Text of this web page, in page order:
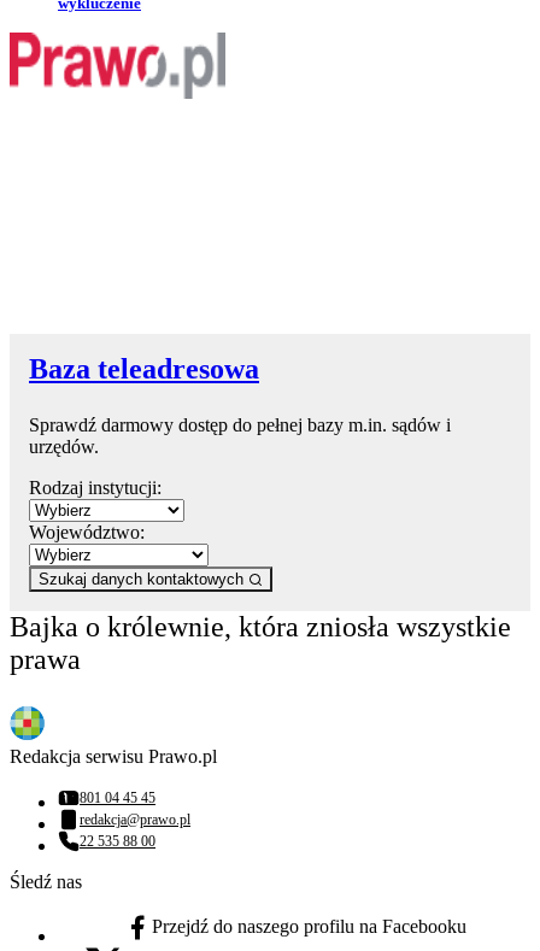
Baza teleadresowa
Sprawdź darmowy dostęp do pełnej bazy m.in. sądów i
urzędów.
Rodzaj instytucji:
Województwo:
Szukaj danych kontaktowych
Bajka o królewnie, która zniosła wszystkie
prawa
Redakcja serwisu Prawo.pl
Numer telefonu:
801 04 45 45
Adres email:
redakcja@prawo.pl
Numer telefonu:
22 535 88 00
Śledź nas
facebook - otwiera się w nowej karcie
Przejdź do naszego profilu na Facebooku